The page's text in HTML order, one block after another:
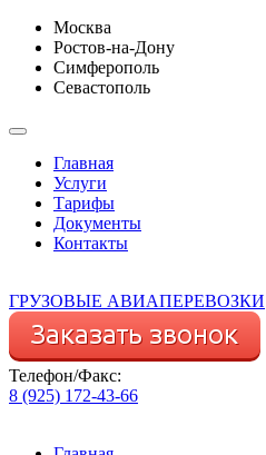
Москва
Ростов-на-Дону
Симферополь
Севастополь
Главная
Услуги
Тарифы
Документы
Контакты
ГРУЗОВЫЕ АВИАПЕРЕВОЗКИ
Телефон/Факс:
8 (925) 172-43-66